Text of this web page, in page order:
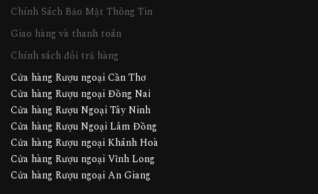
Chính Sách Bảo Mật Thông Tin
Giao hàng và thanh toán
Chính sách đổi trả hàng
Cửa hàng Rượu ngoại Cần Thơ
Cửa hàng Rượu ngoại Đồng Nai
Cửa hàng Rượu Ngoại Tây Ninh
Cửa hàng Rượu Ngoại Lâm Đồng
Cửa hàng Rượu ngoại Khánh Hoà
Cửa hàng Rượu ngoại Vĩnh Long
Cửa hàng Rượu ngoại An Giang